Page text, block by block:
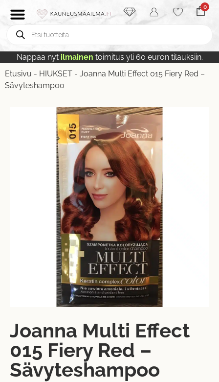
0
Nappaa nyt ilmainen toimitus yli 60 euron tilauksiin.
Etusivu - HIUKSET - Joanna Multi Effect 015 Fiery Red –
Sävyteshampoo
Joanna Multi Effect
015 Fiery Red –
Sävyteshampoo